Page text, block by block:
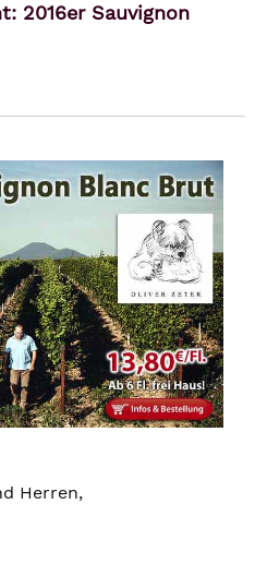
2016er Sauvignon
Herren,